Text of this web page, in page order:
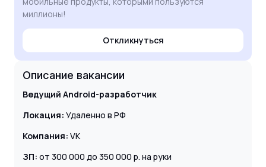
миллионы!
Откликнуться
Описание вакансии
Ведущий Android-разработчик
Локация: Удаленно в РФ
Компания: VK
ЗП: от 300 000 до 350 000 р. на руки